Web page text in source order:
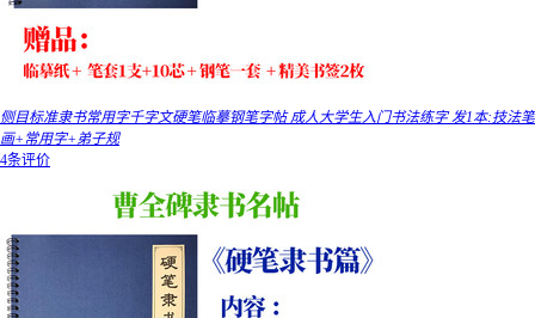
侧目标准隶书常用字千字文硬笔临摹钢笔字帖 成人大学生入门书法练字 发1本:技法笔
画+常用字+弟子规
4条评价